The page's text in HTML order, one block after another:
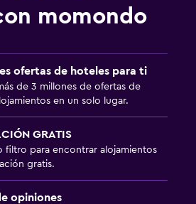
momondo
ofertas de hoteles para ti
de 3 millones de ofertas de
en un solo lugar.
GRATIS
filtro para encontrar alojamientos
gratis.
opiniones